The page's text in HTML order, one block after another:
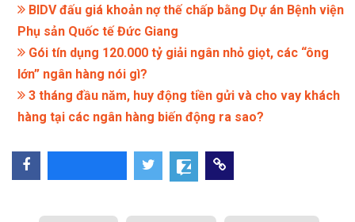
BIDV đấu giá khoản nợ thế chấp bằng Dự án Bệnh viện
Phụ sản Quốc tế Đức Giang
Gói tín dụng 120.000 tỷ giải ngân nhỏ giọt, các “ông
lớn” ngân hàng nói gì?
3 tháng đầu năm, huy động tiền gửi và cho vay khách
hàng tại các ngân hàng biến động ra sao?